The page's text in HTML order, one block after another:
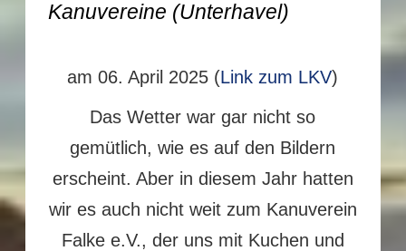
Kanuvereine (Unterhavel)
am 06. April 2025 (Link zum LKV)
Das Wetter war gar nicht so
gemütlich, wie es auf den Bildern
erscheint. Aber in diesem Jahr hatten
wir es auch nicht weit zum Kanuverein
Falke e.V., der uns mit Kuchen und